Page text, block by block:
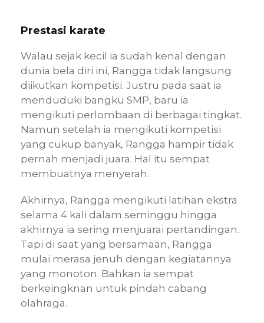
Prestasi karate
Walau sejak kecil ia sudah kenal dengan
dunia bela diri ini, Rangga tidak langsung
diikutkan kompetisi. Justru pada saat ia
menduduki bangku SMP, baru ia
mengikuti perlombaan di berbagai tingkat.
Namun setelah ia mengikuti kompetisi
yang cukup banyak, Rangga hampir tidak
pernah menjadi juara. Hal itu sempat
membuatnya menyerah.
Akhirnya, Rangga mengikuti latihan ekstra
selama 4 kali dalam seminggu hingga
akhirnya ia sering menjuarai pertandingan.
Tapi di saat yang bersamaan, Rangga
mulai merasa jenuh dengan kegiatannya
yang monoton. Bahkan ia sempat
berkeingknan untuk pindah cabang
olahraga.